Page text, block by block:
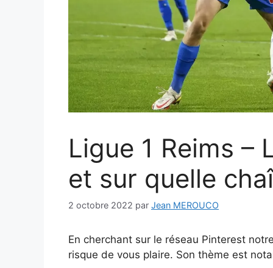
Ligue 1 Reims –
et sur quelle
2 octobre 2022 par Jean MEROUCO
En cherchant sur le réseau Pinterest
risque de vous plaire. Son thème est